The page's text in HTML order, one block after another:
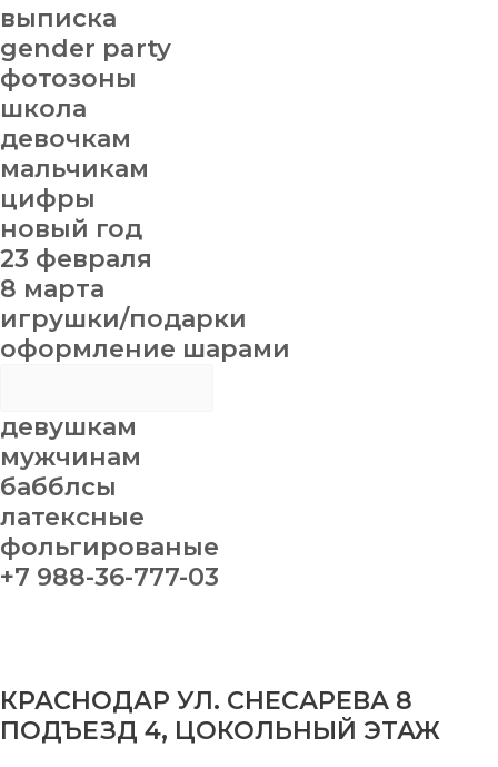
выписка
gender party
фотозоны
школа
девочкам
мальчикам
цифры
новый год
23 февраля
8 марта
игрушки/подарки
оформление шарами
девушкам
мужчинам
бабблсы
латексные
фольгированые
+7 988-36-777-03
КРАСНОДАР УЛ. СНЕСАРЕВА 8
ПОДЪЕЗД 4, ЦОКОЛЬНЫЙ ЭТАЖ